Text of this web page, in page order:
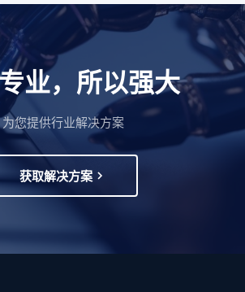
业，所以强大
为您提供行业解决方案
获取解决方案